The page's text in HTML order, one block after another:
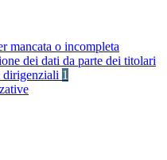
mancata o incompleta
dei dati da parte dei titolari
1